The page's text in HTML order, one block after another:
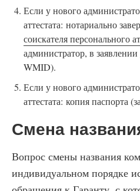
Если у нового
аттестата: нотариально
соискателя персонального
администратор, в
WMID).
Если у нового
аттестата: копия паспорта
Смена
Вопрос смены названия
индивидуальном порядке